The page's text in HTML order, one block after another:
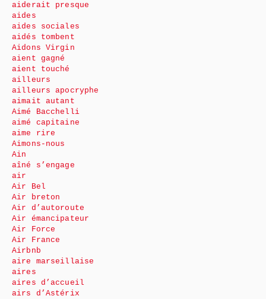
aiderait presque
aides
aides sociales
aidés tombent
Aidons Virgin
aient gagné
aient touché
ailleurs
ailleurs apocryphe
aimait autant
Aimé Bacchelli
aimé capitaine
aime rire
Aimons-nous
Ain
aîné s’engage
air
Air Bel
Air breton
Air d’autoroute
Air émancipateur
Air Force
Air France
Airbnb
aire marseillaise
aires
aires d’accueil
airs d’Astérix